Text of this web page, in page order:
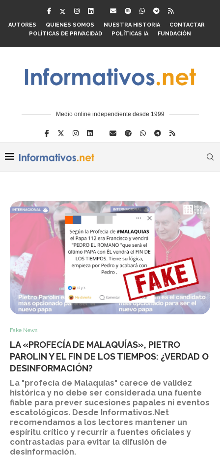
AUTORES QUIENES SOMOS NUESTRA HISTORIA
CONTACTAR
POLÍTICAS DE PRIVACIDAD
POLÍTICAS IA FUNDACIÓN
Medio online independiente desde 1999
Fake News
LA «PROFECÍA DE MALAQUÍAS», PIETRO
PAROLIN Y EL FIN DE LOS TIEMPOS: ¿VERDAD O
DESINFORMACIÓN?
La "profecía de Malaquías" carece de validez
histórica y no debe ser considerada una fuente
fiable para prever sucesiones papales ni eventos
escatológicos. Desde Informativos.Net
recomendamos a los lectores mantener un
espíritu crítico y recurrir a fuentes oficiales y
contrastadas para evitar la difusión de
desinformación.